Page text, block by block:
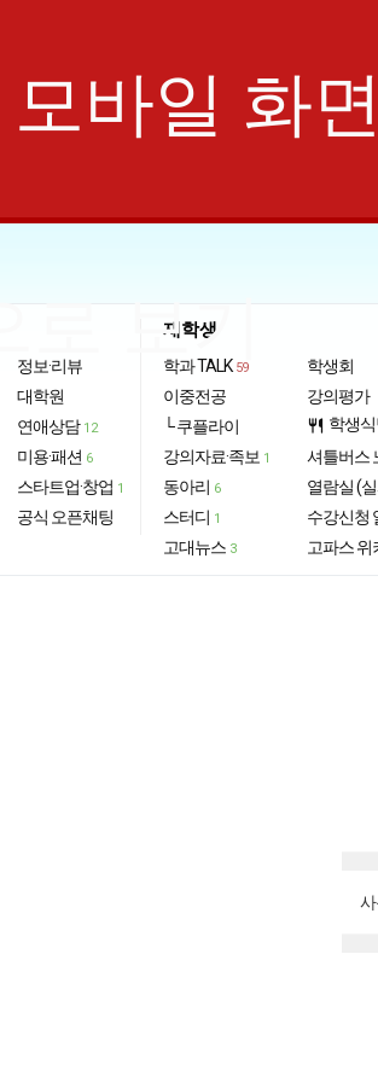
모바일 화
으로 보기
정보·리뷰
대학원
연애상담 12
미용·패션 6
스타트업·창업 1
공식 오픈채팅
재학생
학과 TALK 59
이중전공
└ 쿠플라이
강의자료·족보 1
동아리 6
스터디 1
고대뉴스 3
학생회
강의평가
restaurant 학생
셔틀버스
열람실 (
수강신청
고파스 위